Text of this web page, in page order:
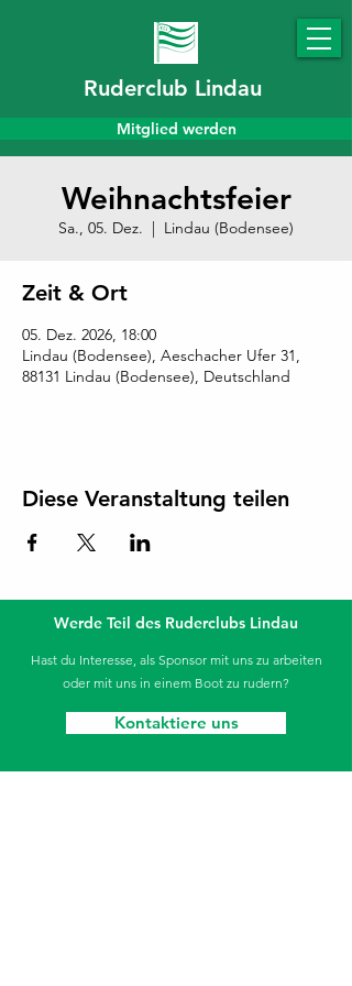
Ruderclub Lindau
Mitglied werden
Weihnachtsfeier
Sa., 05. Dez.
  |
Lindau (Bodensee)
Zeit & Ort
05. Dez. 2026, 18:00
Lindau (Bodensee), Aeschacher Ufer 31,
88131 Lindau (Bodensee), Deutschland
Diese Veranstaltung teilen
Werde Teil des Ruderclubs Lindau
Hast du Interesse, als Sponsor mit uns zu arbeiten
oder mit uns in einem Boot zu rudern?
Kontaktiere uns